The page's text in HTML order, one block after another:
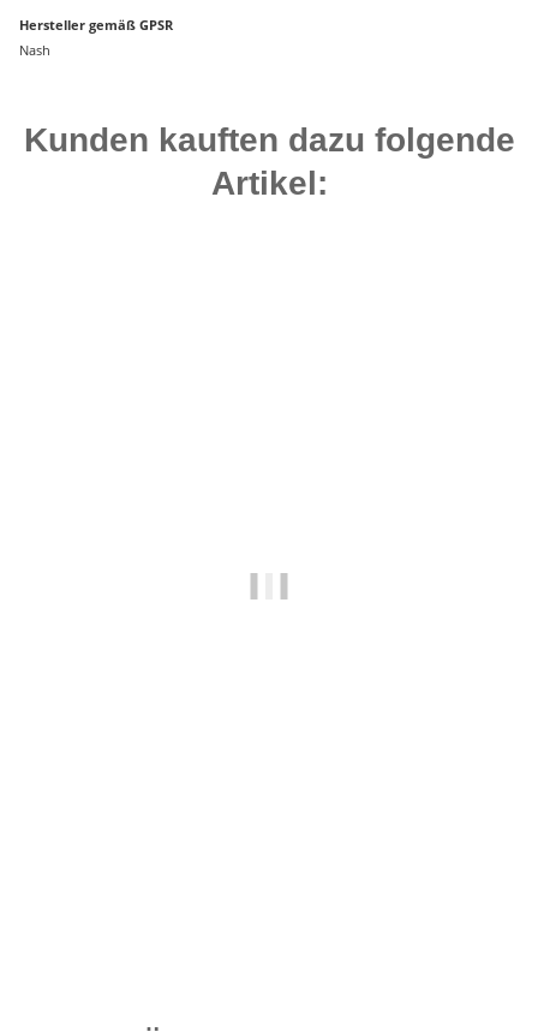
Hersteller gemäß GPSR
Nash
Kunden kauften dazu folgende
Artikel: